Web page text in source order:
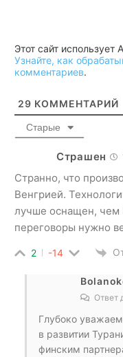
Этот сайт
Узнайте, как
комментариев.
29 КОММЕНТАРИЙ
Старые
Страшен
Странно, что
Венгрией.
лучше оснащен, чем
переговоры нужно
2 -14
Ответ
Глубоко
в развитии
финским